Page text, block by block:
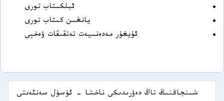
ئېلكىتاب تورى
يانغىن كىتاب تورى
ئۇيغۇر مەدەنىيەت تەتقىقات ۋەخپى
شىنجاڭنىڭ تاڭ دەۋرىدىكى ناخشا - ئۇسۇل سەنئەىتى